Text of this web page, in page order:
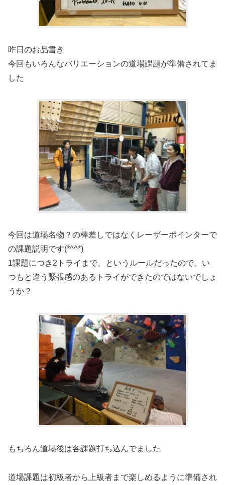
昨日のお品書き
今回もいろんなバリエーションの道場課題が準備されてま
した
今回は道場名物？の棒差しではなくレーザーポインターで
の課題説明です(*^^*)
1課題につき2トライまで、というルールだったので、い
つもと違う緊張感のあるトライができたのではないでしょ
うか？
もちろん道場後は各課題打ち込んでました
道場課題は初級者から上級者まで楽しめるように準備され